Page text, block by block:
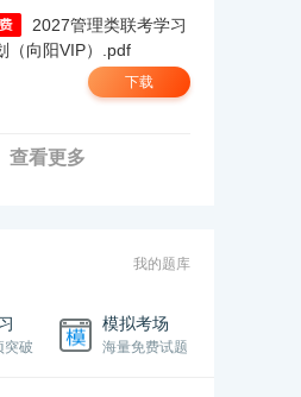
（向阳VIP）.pdf
下载
查看更多
我的题库
突破
模拟考场
海量免费试题